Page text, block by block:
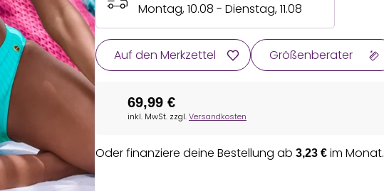
Montag, 10.08 - Dienstag, 11.08
Auf den Merkzettel Größenberater
69,99 €
inkl. MwSt. zzgl.Versandkosten
Oder finanziere deine Bestellung ab 3,23 € im Monat.